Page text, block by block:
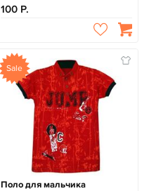
100
Sale
Поло для мальчика